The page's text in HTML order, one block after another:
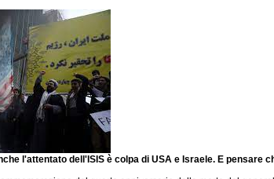
l'attentato dell'ISIS è colpa di USA e Israele. E pensare